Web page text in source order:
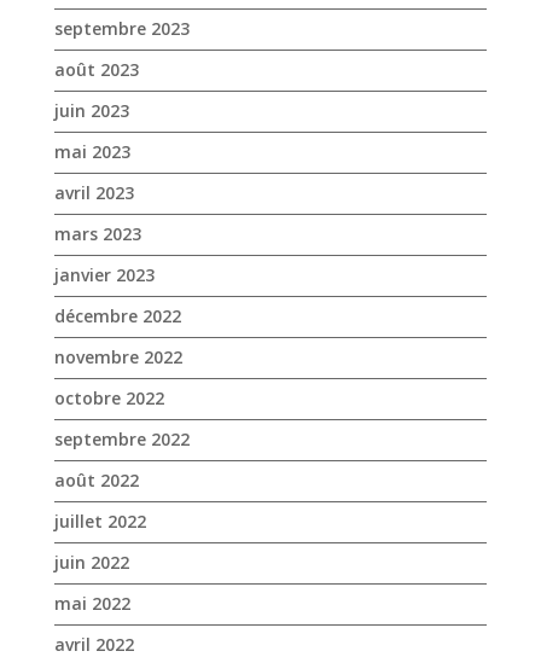
septembre 2023
août 2023
juin 2023
mai 2023
avril 2023
mars 2023
janvier 2023
décembre 2022
novembre 2022
octobre 2022
septembre 2022
août 2022
juillet 2022
juin 2022
mai 2022
avril 2022